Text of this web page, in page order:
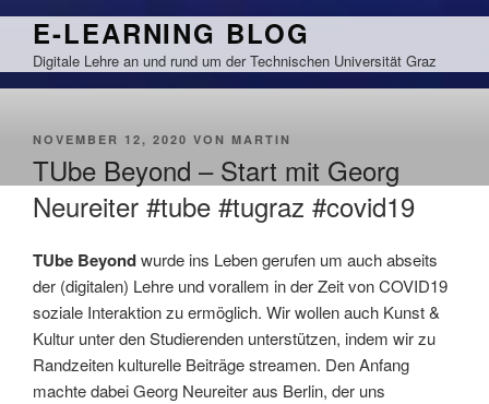
Zum
springen
E-LEARNING BLOG
Digitale Lehre an und rund um der Technischen Universität Graz
VERÖFFENTLICHT
NOVEMBER 12, 2020 VON MARTIN
TUbe Beyond – Start mit Georg
Neureiter #tube #tugraz #covid19
TUbe Beyondwurde ins Leben gerufen um auch abseits
der (digitalen) Lehre und vorallem in der Zeit von COVID19
soziale Interaktion zu ermöglich. Wir wollen auch Kunst &
Kultur unter den Studierenden unterstützen, indem wir zu
Randzeiten kulturelle Beiträge streamen. Den Anfang
machte dabei Georg Neureiter aus Berlin, der uns